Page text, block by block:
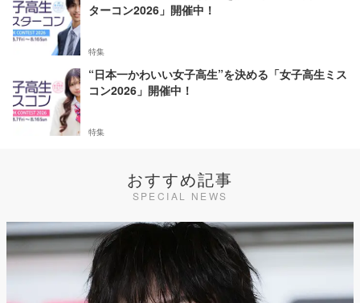
ターコン2026」開催中！
特集
“日本一かわいい女子高生”を決める「女子高生ミス
コン2026」開催中！
特集
おすすめ記事
SPECIAL NEWS